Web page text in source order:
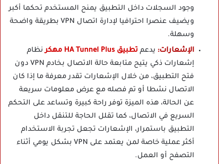
وجود السجلات داخل التطبيق يمنح المستخدم تحكما أكبر
ويضيف عنصرا احترافيا لإدارة اتصال VPN بطريقة واضحة
وسهلة.
الإشعارات: يدعم تطبيق HA Tunnel Plus مهكر
نظام
إشعارات ذكي يتيح متابعة حالة الاتصال بخادم VPN دون
فتح التطبيق، من خلال الإشعارات تقدر معرفة ما إذا كان
الاتصال نشطا أو تم فصله مع عرض معلومات سريعة
عن الحالة، هذه الميزة توفر راحة كبيرة وتساعد على التحكم
السريع في الاتصال، كما تقلل الحاجة للتنقل داخل
التطبيق باستمرار، الإشعارات تجعل تجربة الاستخدام
أكثر عملية خاصة لمن يعتمد على VPN بشكل يومي أثناء
التصفح أو العمل.